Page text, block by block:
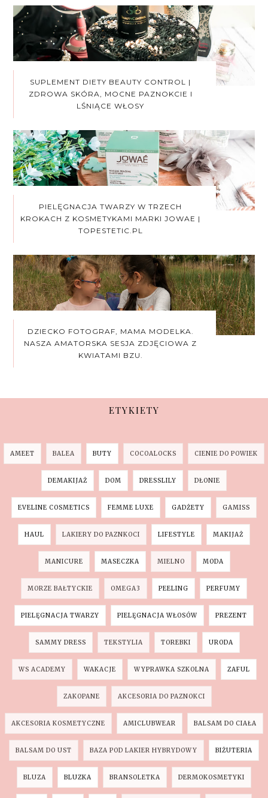
SUPLEMENT DIETY BEAUTY CONTROL |
ZDROWA SKÓRA, MOCNE PAZNOKCIE I
LŚNIĄCE WŁOSY
PIELĘGNACJA TWARZY W TRZECH
KROKACH Z KOSMETYKAMI MARKI JOWAE |
TOPESTETIC.PL
DZIECKO FOTOGRAF, MAMA MODELKA.
NASZA AMATORSKA SESJA ZDJĘCIOWA Z
KWIATAMI BZU.
ETYKIETY
AMEET BALEA BUTY COCOALOCKS CIENIE DO POWIEK
DEMAKIJAŻ DOM DRESSLILY DŁONIE
EVELINE COSMETICS FEMME LUXE GADŻETY GAMISS
HAUL LAKIERY DO PAZNKOCI LIFESTYLE MAKIJAŻ
MANICURE MASECZKA MIELNO MODA
MORZE BAŁTYCKIE OMEGA3 PEELING PERFUMY
PIELĘGNACJA TWARZY PIELĘGNACJA WŁOSÓW PREZENT
SAMMY DRESS TEKSTYLIA TOREBKI URODA
WS ACADEMY WAKACJE WYPRAWKA SZKOLNA ZAFUL
ZAKOPANE AKCESORIA DO PAZNOKCI
AKCESORIA KOSMETYCZNE AMICLUBWEAR BALSAM DO CIAŁA
BALSAM DO UST BAZA POD LAKIER HYBRYDOWY BIŻUTERIA
BLUZA BLUZKA BRANSOLETKA DERMOKOSMETYKI